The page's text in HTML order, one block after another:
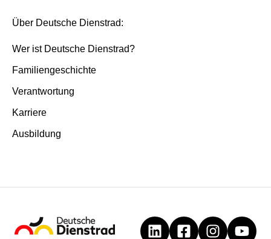
Über Deutsche Dienstrad:
Wer ist Deutsche Dienstrad?
Familiengeschichte
Verantwortung
Karriere
Ausbildung